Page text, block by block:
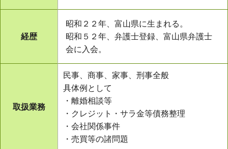
経歴
昭和２２年、富山県に生まれる。
昭和５２年、弁護士登録、富山県弁護士
会に入会。
取扱業務
民事、商事、家事、刑事全般
具体例として
・離婚相談等
・クレジット・サラ金等債務整理
・会社関係事件
・売買等の諸問題